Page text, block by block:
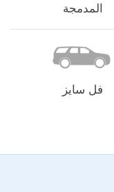
المدمجة
فل سايز